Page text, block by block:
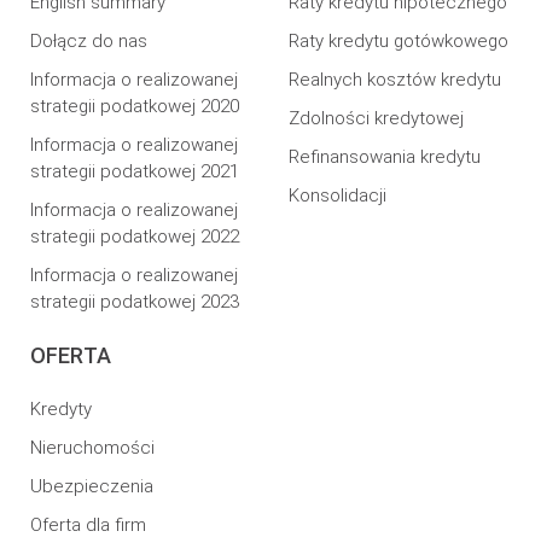
Dołącz do nas
Informacja o realizowanej
strategii podatkowej 2020
Informacja o realizowanej
strategii podatkowej 2021
Informacja o realizowanej
strategii podatkowej 2022
Informacja o realizowanej
strategii podatkowej 2023
OFERTA
Kredyty
Nieruchomości
Ubezpieczenia
Oferta dla firm
Raty kredytu gotówkowego
Realnych kosztów kredytu
Zdolności kredytowej
Refinansowania kredytu
Konsolidacji